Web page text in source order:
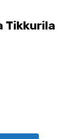
Tikkurila